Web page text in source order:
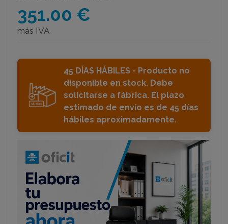
351.00 €
más IVA
45 DÍAS HÁBILES - Producto no
disponible en stock. Debe
solicitarse a fábrica. El plazo
estimado de envío es de 45 días
hábiles aproximadamente.